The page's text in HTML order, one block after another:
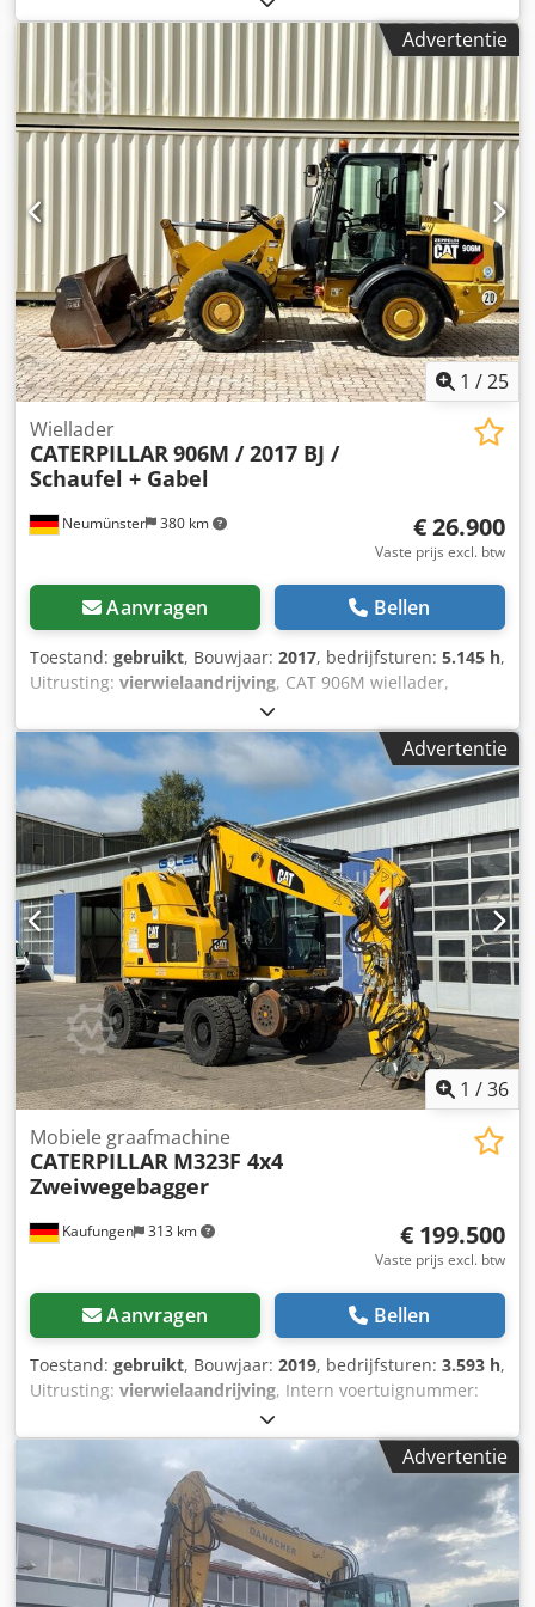
Bouwjaar: 2015 * Afgelezen draaiuren: ca. 6.390 * Laatste
onderhoud bij ca. 5.960 uur * Inclusief hydraulische
snelsluitkoppeling CW20 * Inclusief hydraulische
grijperbak * Duitse machine * Eerste eigenaar * Rubberen
rupsen Dsdpfxey Sdlzs Anvjck * Dozerblad *
Airconditioning * Achteruitrijcamera * Leidingwerk *
Goede staat! * Onderstel: ca. 40-50% * Meer foto's en
video op aanvraag (via WhatsApp Erik) * Prijs: 45.900 euro,
netto + 19% BTW. ---- Voor verdere vragen kunt u bellen:
Erik Kortum: WhatsApp ?Alle gegevens zijn onder
voorbehoud en er kunnen geen rechten aan worden
ontleend. Fouten en tussenverkoop voorbehouden.?
Advertentie
1 /25
Neumünster 380 km
Wiellader
CATERPILLAR906M / 2017 BJ /
Schaufel + Gabel
€ 26.900
Vaste prijs excl. btw
Aanvragen Bellen
Toestand: gebruikt, Bouwjaar: 2017, bedrijfsturen: 5.145 h,
Uitrusting: vierwielaandrijving, CAT 906M wiellader,
bouwjaar 2017, inclusief bak en vork! ---- * Fabrikant: CAT *
Type: 906M * Bouwjaar: 2017 * Afgelezen draaiuren: ca.
5.145 * Inclusief bak en vork * Duitse machine, 1e eigenaar
* Hydraulische snelsluitkoppeling * CE-verklaring en
gegevensbevestiging aanwezig * Meer foto's en een video
op aanvraag (via WhatsApp Erik) * Prijs: € 26.900, exclusief
19% BTW ---- Voor verdere vragen kunt u bellen: Erik
Kortum: via WhatsApp Dcsdpfjzp Ayiex Anvek ?Alle
gegevens zonder garantie en voorbehoud van fouten en
tussenverkoop. ?
Advertentie
1 /36
Kaufungen 313 km
Mobiele graafmachine
CATERPILLAR M323F 4x4
Zweiwegebagger
€ 199.500
Vaste prijs excl. btw
Aanvragen Bellen
Toestand: gebruikt, Bouwjaar: 2019, bedrijfsturen: 3.593 h,
Uitrusting: vierwielaandrijving, Intern voertuignummer:
MK300021 Direct beschikbaar op ons terrein in Kaufungen.
Meer informatie vindt u hier: ? Luis Lucena ? Viktoria
Sologubova DuitsCAT M323F 4x4
tweerichtingsgraafmachine | Bouwjaar 2019 | 3.593
draaiuren Te koop: een gebruikte CAT M323F 4x4
tweerichtingsgraafmachine, bouwjaar 2019. Dcodozn D
Nvspfx Anvok Technische gegevens: * Fabrikant/model:
CAT M323F * Voertuigtype: Tweerichtings-mobiele
Advertentie